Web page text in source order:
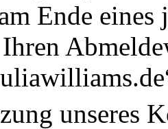
Ende
unseres